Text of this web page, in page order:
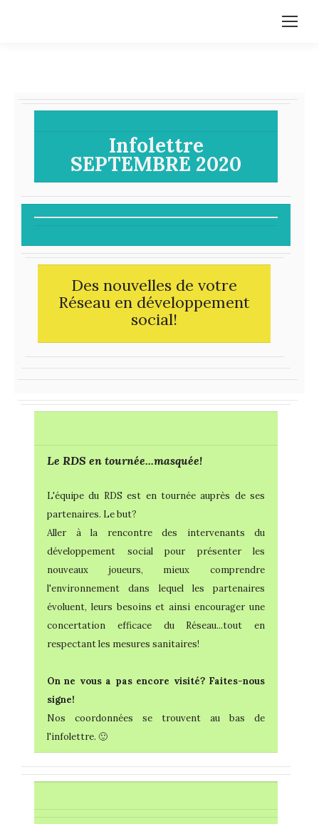
Infolettre
SEPTEMBRE 2020
Des nouvelles de votre
Réseau en développement
social!
Le RDS en tournée...masquée!
L'équipe du RDS est en tournée auprès de ses
partenaires. Le but?
Aller à la rencontre des intervenants du
développement social pour présenter les
nouveaux joueurs, mieux comprendre
l'environnement dans lequel les partenaires
évoluent, leurs besoins et ainsi encourager une
concertation efficace du Réseau...tout en
respectant les mesures sanitaires!
On ne vous a pas encore visité? Faites-nous
signe!
Nos coordonnées se trouvent au bas de
l'infolettre. 🙂